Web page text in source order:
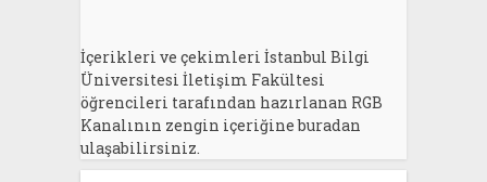
İçerikleri ve çekimleri İstanbul Bilgi
Üniversitesi İletişim Fakültesi
öğrencileri tarafından hazırlanan RGB
Kanalının zengin içeriğine buradan
ulaşabilirsiniz.